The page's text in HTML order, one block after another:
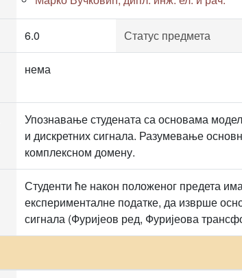
6.0 Статус предмета
нема
Упознавање студената са основама
и дискретних сигнала. Разумевање
комплексном домену.
Студенти ће након положеног предета
експерименталне податке, да изврше
сигнала (Фуријеов ред, Фуријеова